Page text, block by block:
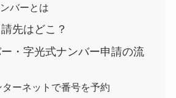
バーとは
先はどこ？
・字光式ナンバー申請の流
ーネットで番号を予約